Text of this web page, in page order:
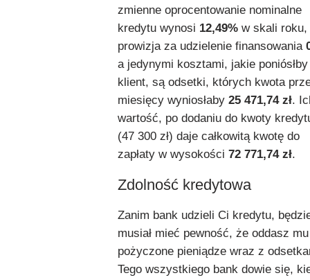
zmienne oprocentowanie nominalne
kredytu wynosi 12,49% w skali roku,
prowizja za udzielenie finansowania
a jedynymi kosztami, jakie poniósłby
klient, są odsetki, których kwota
miesięcy wyniosłaby 25 471,74 zł.
wartość, po dodaniu do kwoty
(47 300 zł) daje całkowitą kwotę do
zapłaty w wysokości 72 771,74 zł.
Zdolność kredytowa
Zanim bank udzieli Ci kredytu,
musiał mieć pewność, że oddasz mu
pożyczone pieniądze wraz z
Tego wszystkiego bank dowie się,